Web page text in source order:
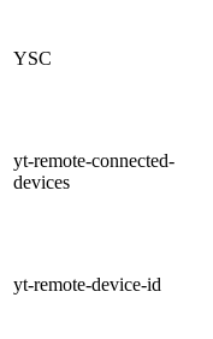
YSC
yt-remote-connected-
devices
yt-remote-device-id